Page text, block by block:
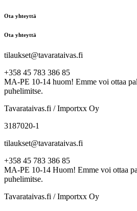
Ota yhteyttä
Ota yhteyttä
tilaukset@tavarataivas.fi
+358 45 783 386 85
MA-PE 10-14 huom! Emme voi ottaa
puhelimitse.
Tavarataivas.fi / Importxx Oy
3187020-1
tilaukset@tavarataivas.fi
+358 45 783 386 85
MA-PE 10-14 Huom! Emme voi ottaa
puhelimitse.
Tavarataivas.fi / Importxx Oy